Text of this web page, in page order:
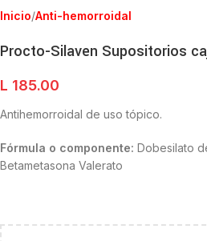
Inicio/Anti-hemorroidal
Procto-Silaven Supositorios
L 185.00
Antihemorroidal de uso tópico.
Fórmula o componente: Dobesilato
Betametasona Valerato